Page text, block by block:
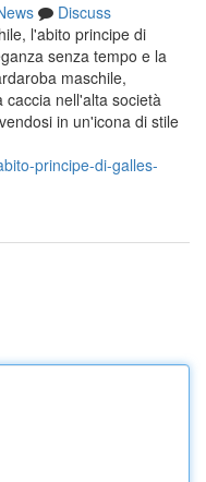
Discuss
l'abito principe di
senza tempo e la
maschile,
nell'alta società
in un'icona di stile
principe-di-galles-